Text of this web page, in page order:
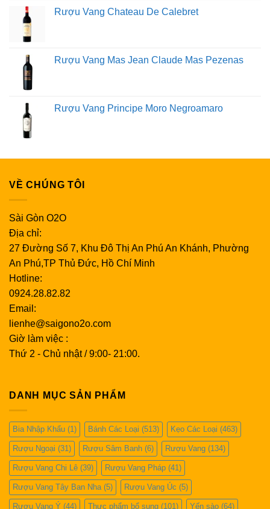
Rượu Vang Chateau De Calebret
Rượu Vang Mas Jean Claude Mas Pezenas
Rượu Vang Principe Moro Negroamaro
VỀ CHÚNG TÔI
Sài Gòn O2O
Địa chỉ:
27 Đường Số 7, Khu Đô Thị An Phú An Khánh, Phường
An Phú,TP Thủ Đức, Hồ Chí Minh
Hotline:
0924.28.82.82
Email:
lienhe@saigono2o.com
Giờ làm việc :
Thứ 2 - Chủ nhật / 9:00- 21:00.
DANH MỤC SẢN PHẨM
Bia Nhập Khẩu (1) Bánh Các Loại (513) Kẹo Các Loại (463)
Rượu Ngoại (31) Rượu Sâm Banh (6) Rượu Vang (134)
Rượu Vang Chi Lê (39) Rượu Vang Pháp (41)
Rượu Vang Tây Ban Nha (5) Rượu Vang Úc (5)
Rượu Vang Ý (44) Thực phẩm bổ sung (101) Yến sào (64)